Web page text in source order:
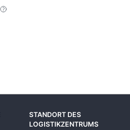
STANDORT DES
LOGISTIKZENTRUMS